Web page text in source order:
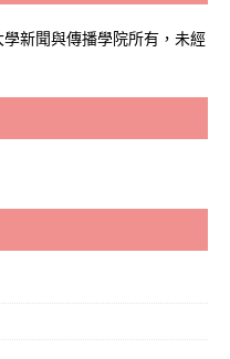
新聞與傳播學院所有，未經